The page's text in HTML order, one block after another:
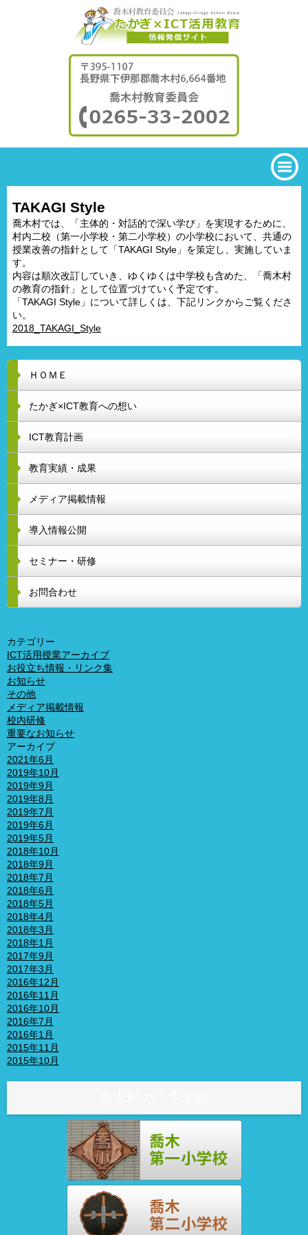
TAKAGI Style
喬木村では、「主体的・対話的で深い学び」を実現するために、
村内二校（第一小学校・第二小学校）の小学校において、共通の
授業改善の指針として「TAKAGI Style」を策定し、実施していま
す。
内容は順次改訂していき、ゆくゆくは中学校も含めた、「喬木村
の教育の指針」として位置づけていく予定です。
「TAKAGI Style」について詳しくは、下記リンクからご覧くださ
い。
2018_TAKAGI_Style
ＨＯＭＥ
たかぎ×ICT教育への想い
ICT教育計画
教育実績・成果
メディア掲載情報
導入情報公開
セミナー・研修
お問合わせ
カテゴリー
ICT活用授業アーカイブ
お役立ち情報・リンク集
お知らせ
その他
メディア掲載情報
校内研修
重要なお知らせ
アーカイブ
2021年6月
2019年10月
2019年9月
2019年8月
2019年7月
2019年6月
2019年5月
2018年10月
2018年9月
2018年7月
2018年6月
2018年5月
2018年4月
2018年3月
2018年1月
2017年9月
2017年3月
2016年12月
2016年11月
2016年10月
2016年7月
2016年1月
2015年11月
2015年10月